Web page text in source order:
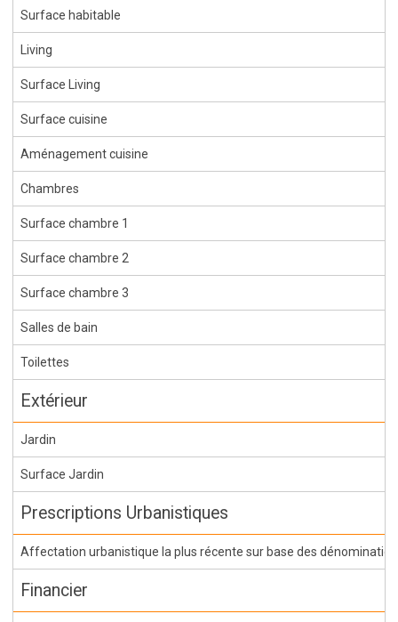
Surface habitable
Living
Surface Living
Surface cuisine
Aménagement cuisine
Chambres
Surface chambre 1
Surface chambre 2
Surface chambre 3
Salles de bain
Toilettes
Extérieur
Jardin
Surface Jardin
Prescriptions Urbanistiques
Affectation urbanistique la plus récente sur base des
Financier